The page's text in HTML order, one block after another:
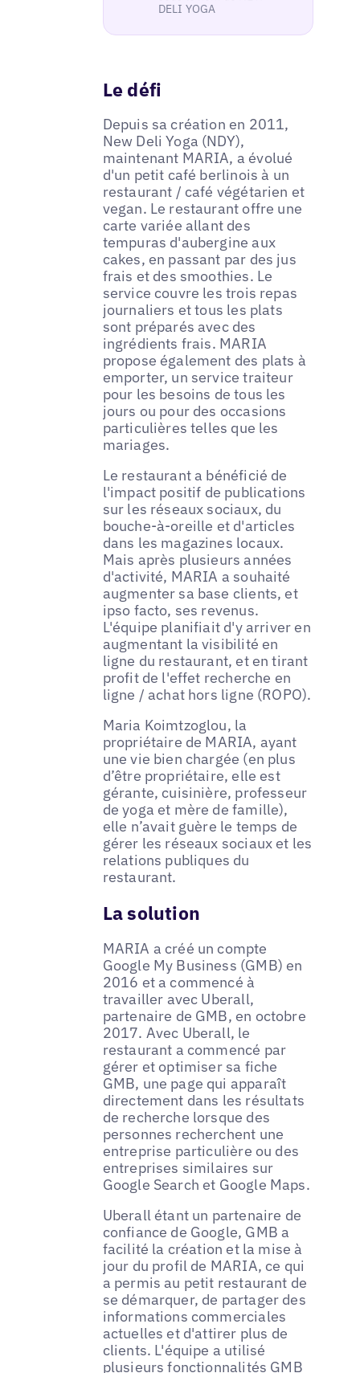
DELI YOGA
Le défi
Depuis sa création en 2011,
New Deli Yoga (NDY),
maintenant MARIA, a évolué
d'un petit café berlinois à un
restaurant / café végétarien et
vegan. Le restaurant offre une
carte variée allant des
tempuras d'aubergine aux
cakes, en passant par des jus
frais et des smoothies. Le
service couvre les trois repas
journaliers et tous les plats
sont préparés avec des
ingrédients frais. MARIA
propose également des plats à
emporter, un service traiteur
pour les besoins de tous les
jours ou pour des occasions
particulières telles que les
mariages.
Le restaurant a bénéficié de
l'impact positif de publications
sur les réseaux sociaux, du
bouche-à-oreille et d'articles
dans les magazines locaux.
Mais après plusieurs années
d'activité, MARIA a souhaité
augmenter sa base clients, et
ipso facto, ses revenus.
L'équipe planifiait d'y arriver en
augmentant la visibilité en
ligne du restaurant, et en tirant
profit de l'effet recherche en
ligne / achat hors ligne (ROPO).
Maria Koimtzoglou, la
propriétaire de MARIA, ayant
une vie bien chargée (en plus
d’être propriétaire, elle est
gérante, cuisinière, professeur
de yoga et mère de famille),
elle n’avait guère le temps de
gérer les réseaux sociaux et les
relations publiques du
restaurant.
La solution
MARIA a créé un compte
Google My Business (GMB) en
2016 et a commencé à
travailler avec Uberall,
partenaire de GMB, en octobre
2017. Avec Uberall, le
restaurant a commencé par
gérer et optimiser sa fiche
GMB, une page qui apparaît
directement dans les résultats
de recherche lorsque des
personnes recherchent une
entreprise particulière ou des
entreprises similaires sur
Google Search et Google Maps.
Uberall étant un partenaire de
confiance de Google, GMB a
facilité la création et la mise à
jour du profil de MARIA, ce qui
a permis au petit restaurant de
se démarquer, de partager des
informations commerciales
actuelles et d'attirer plus de
clients. L'équipe a utilisé
plusieurs fonctionnalités GMB